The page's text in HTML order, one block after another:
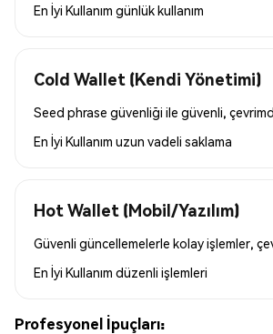
En İyi Kullanım günlük kullanım
Cold Wallet (Kendi Yönetimi)
Seed phrase güvenliği ile güvenli,
En İyi Kullanım uzun vadeli saklama
Hot Wallet (Mobil/Yazılım)
Güvenli güncellemelerle kolay işlemler,
En İyi Kullanım düzenli işlemleri
Profesyonel İpuçları: